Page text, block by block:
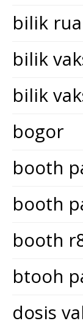
bilik
bilik
bilik
bogor
booth
booth
booth
btooh
dosis